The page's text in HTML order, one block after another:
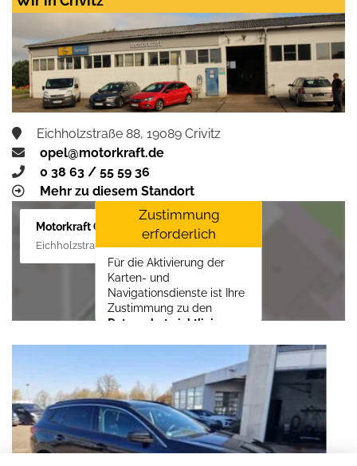
Zustimmen und
aktivieren
Eichholzstraße 88, 19089 Crivitz
opel@motorkraft.de
0 38 63 / 55 59 36
Mehr zu diesem Standort
Motorkraft GmbH
Eichholzstraße 88, 19089 Crivitz
Zustimmung
erforderlich
Für die Aktivierung der
Karten- und
Navigationsdienste ist Ihre
Zustimmung zu den
Datenschutzrichtlinien
Zustimmen und
aktivieren